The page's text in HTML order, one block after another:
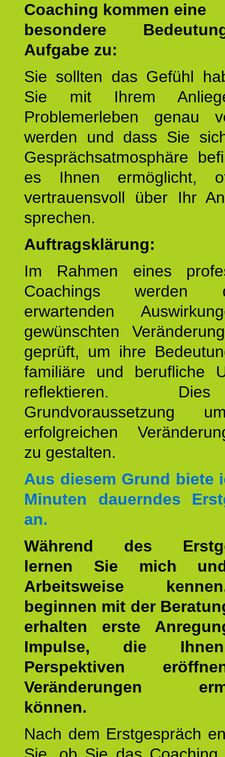
Coaching kommen eine
besondere
Aufgabe zu:
Sie sollten das Gefühl
Sie mit Ihrem
Problemerleben genau
werden und dass Sie
Gesprächsatmosphäre
es Ihnen ermöglicht,
vertrauensvoll über Ihr
sprechen.
Auftragsklärung:
Im Rahmen eines
Coachings
erwartenden
gewünschten
geprüft, um ihre
familiäre und berufliche
reflektieren.
Grundvoraussetzung
erfolgreichen
zu gestalten.
Aus diesem Grund biete
Minuten dauerndes
an.
Während des
lernen Sie mich
Arbeitsweise
beginnen mit der
erhalten erste
Impulse, die
Perspektiven
Veränderungen
können.
Nach dem Erstgespräch